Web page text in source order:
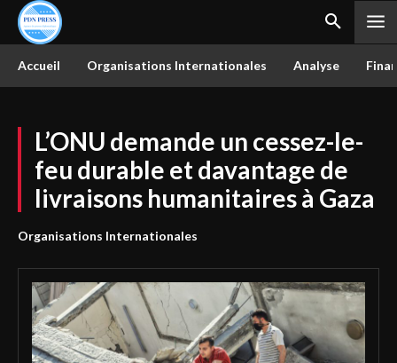
Accueil Organisations Internationales Analyse
L’ONU demande un cessez-le-
feu durable et davantage de
livraisons humanitaires à Gaza
Organisations Internationales